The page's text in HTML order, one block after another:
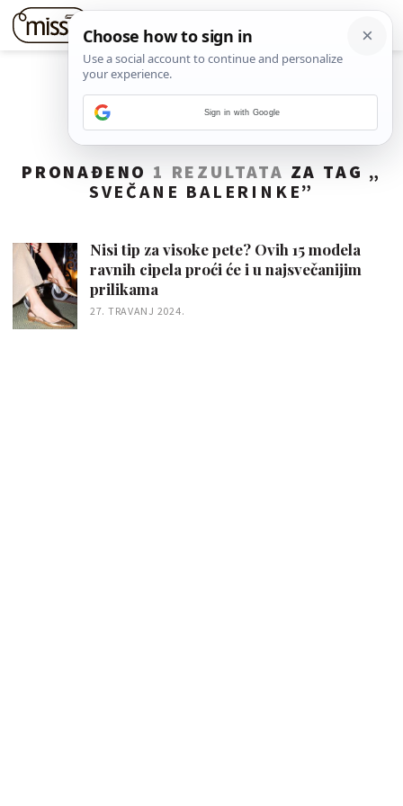
PRONAĐENO 1 REZULTATA ZA TAG „
SVEČANE BALERINKE”
Nisi tip za visoke pete? Ovih 15 modela
ravnih cipela proći će i u najsvečanijim
prilikama
27. TRAVANJ 2024.
Sign in with Google